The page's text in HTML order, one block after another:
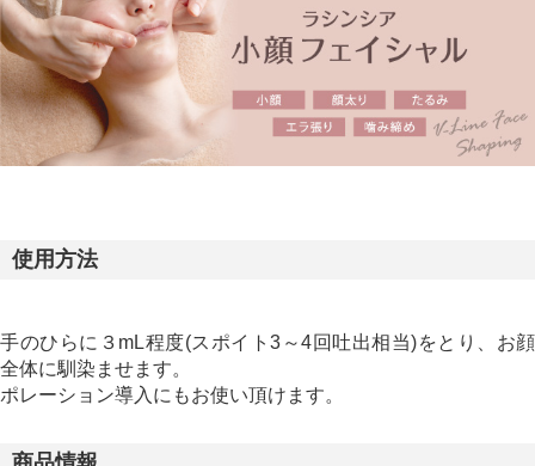
使用方法
手のひらに３mL程度(スポイト3～4回吐出相当)をとり、お顔
全体に馴染ませます。
ポレーション導入にもお使い頂けます。